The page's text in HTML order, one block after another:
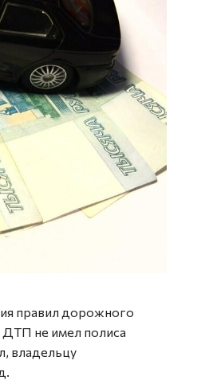
правил дорожного
ДТП не имел полиса
владельцу